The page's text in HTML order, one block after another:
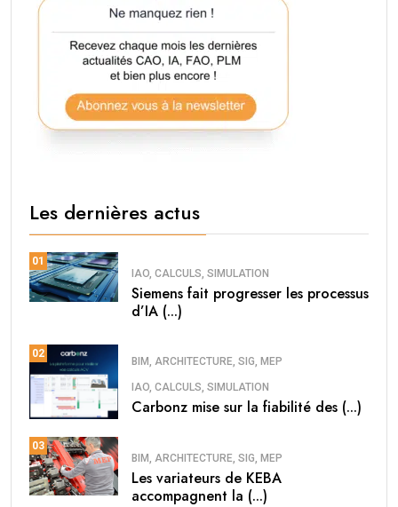
Les dernières actus
01
IAO, CALCULS, SIMULATION
Siemens fait progresser les processus
d’IA (...)
02
BIM, ARCHITECTURE, SIG, MEP
IAO, CALCULS, SIMULATION
Carbonz mise sur la fiabilité des (...)
03
BIM, ARCHITECTURE, SIG, MEP
Les variateurs de KEBA
accompagnent la (...)